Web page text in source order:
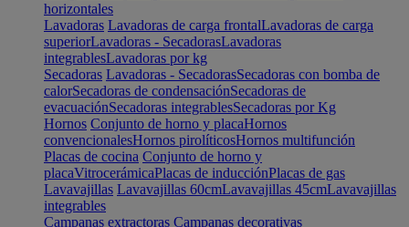
horizontales
Lavadoras Lavadoras de carga frontalLavadoras de carga
superiorLavadoras - SecadorasLavadoras
integrablesLavadoras por kg
Secadoras Lavadoras - SecadorasSecadoras con bomba de
calorSecadoras de condensaciónSecadoras de
evacuaciónSecadoras integrablesSecadoras por Kg
Hornos Conjunto de horno y placaHornos
convencionalesHornos pirolíticosHornos multifunción
Placas de cocina Conjunto de horno y
placaVitrocerámicaPlacas de inducciónPlacas de gas
Lavavajillas Lavavajillas 60cmLavavajillas 45cmLavavajillas
integrables
Campanas extractoras Campanas decorativas